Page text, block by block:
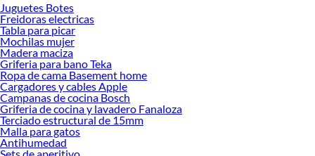
Juguetes Botes
Freidoras electricas
Tabla para picar
Mochilas mujer
Madera maciza
Griferia para bano Teka
Ropa de cama Basement home
Cargadores y cables Apple
Campanas de cocina Bosch
Griferia de cocina y lavadero Fanaloza
Terciado estructural de 15mm
Malla para gatos
Antihumedad